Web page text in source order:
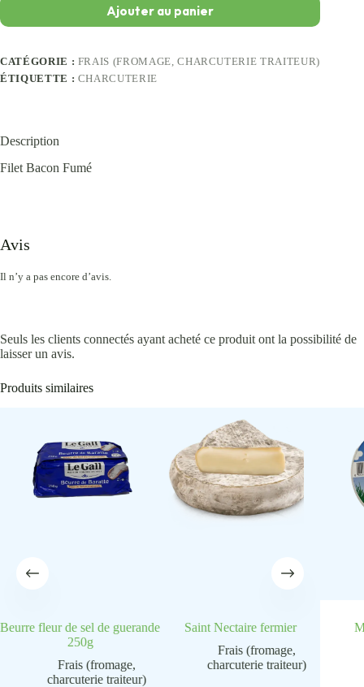
Ajouter au panier
CATÉGORIE : FRAIS (FROMAGE, CHARCUTERIE TRAITEUR)
ÉTIQUETTE : CHARCUTERIE
Description
Filet Bacon Fumé
Avis
Il n’y a pas encore d’avis.
Seuls les clients connectés ayant acheté ce produit ont la possibilité de
laisser un avis.
Produits similaires
Beurre fleur de sel de guerande
250g
Frais (fromage,
charcuterie traiteur)
Saint Nectaire fermier
Frais (fromage,
charcuterie traiteur)